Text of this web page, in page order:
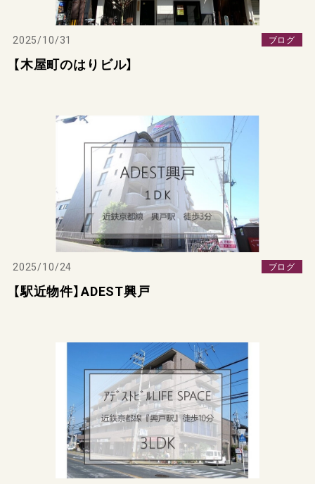
2025/10/31 ブログ
【木屋町のはりビル】
2025/10/24 ブログ
【駅近物件】ADEST興戸